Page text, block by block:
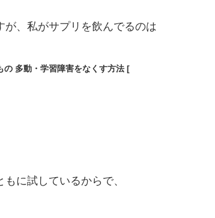
が、私がサプリを飲んでるのは
の 多動・学習障害をなくす方法 [
に試しているからで、